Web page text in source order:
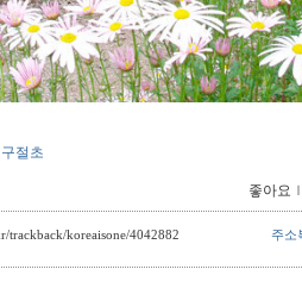
구절초
좋아요 ｌ
trackback/koreaisone/4042882 주소